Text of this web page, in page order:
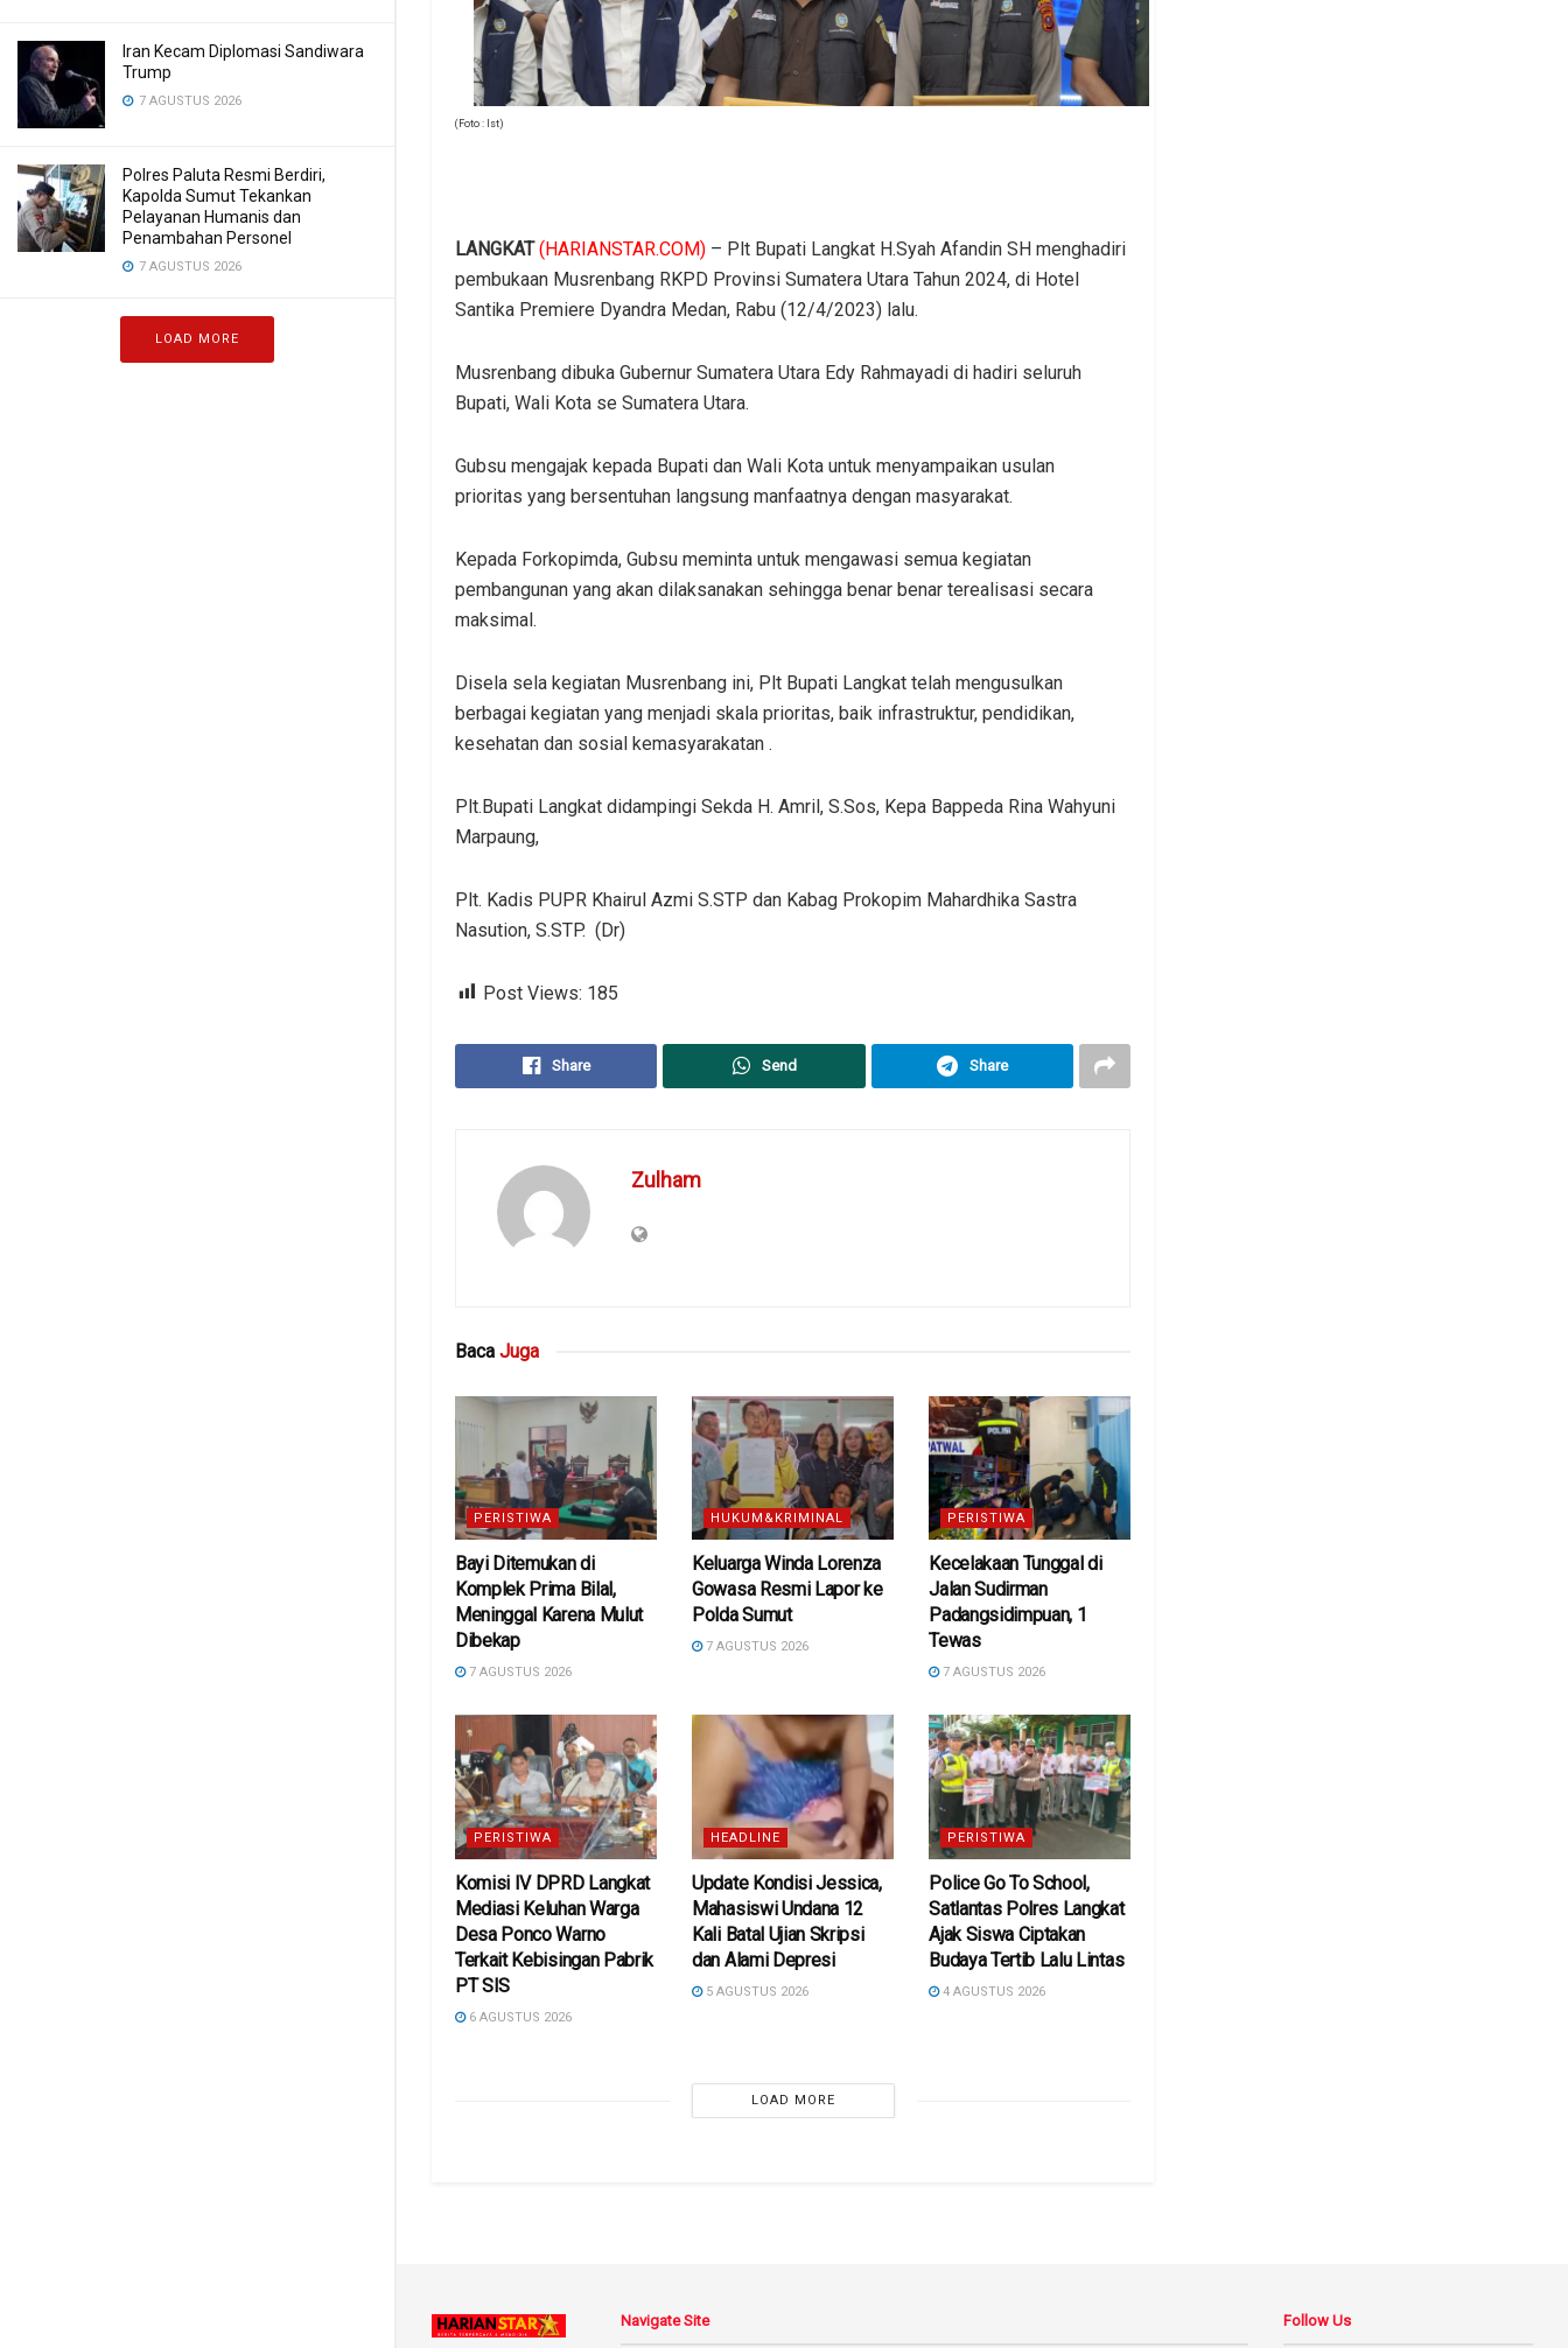
Iran Kecam Diplomasi Sandiwara
Trump
7 AGUSTUS 2026
Polres Paluta Resmi Berdiri,
Kapolda Sumut Tekankan
Pelayanan Humanis dan
Penambahan Personel
7 AGUSTUS 2026
LOAD MORE
(Foto : Ist)
LANGKAT(HARIANSTAR.COM) – Plt Bupati Langkat H.Syah Afandin SH menghadiri
pembukaan Musrenbang RKPD Provinsi Sumatera Utara Tahun 2024, di Hotel
Santika Premiere Dyandra Medan, Rabu (12/4/2023) lalu.
Musrenbang dibuka Gubernur Sumatera Utara Edy Rahmayadi di hadiri seluruh
Bupati, Wali Kota se Sumatera Utara.
Gubsu mengajak kepada Bupati dan Wali Kota untuk menyampaikan usulan
prioritas yang bersentuhan langsung manfaatnya dengan masyarakat.
Kepada Forkopimda, Gubsu meminta untuk mengawasi semua kegiatan
pembangunan yang akan dilaksanakan sehingga benar benar terealisasi secara
maksimal.
Disela sela kegiatan Musrenbang ini, Plt Bupati Langkat telah mengusulkan
berbagai kegiatan yang menjadi skala prioritas, baik infrastruktur, pendidikan,
kesehatan dan sosial kemasyarakatan .
Plt.Bupati Langkat didampingi Sekda H. Amril, S.Sos, Kepa Bappeda Rina Wahyuni
Marpaung,
Plt. Kadis PUPR Khairul Azmi S.STP dan Kabag Prokopim Mahardhika Sastra
Nasution, S.STP. (Dr)
Post Views: 185
Share Send Share
Zulham
Baca Juga
PERISTIWA
Bayi Ditemukan di
Komplek Prima Bilal,
Meninggal Karena Mulut
Dibekap
7 AGUSTUS 2026
HUKUM&KRIMINAL
Keluarga Winda Lorenza
Gowasa Resmi Lapor ke
Polda Sumut
7 AGUSTUS 2026
PERISTIWA
Kecelakaan Tunggal di
Jalan Sudirman
Padangsidimpuan, 1
Tewas
7 AGUSTUS 2026
PERISTIWA
Komisi IV DPRD Langkat
Mediasi Keluhan Warga
Desa Ponco Warno
Terkait Kebisingan Pabrik
PT SIS
6 AGUSTUS 2026
HEADLINE
Update Kondisi Jessica,
Mahasiswi Undana 12
Kali Batal Ujian Skripsi
dan Alami Depresi
5 AGUSTUS 2026
PERISTIWA
Police Go To School,
Satlantas Polres Langkat
Ajak Siswa Ciptakan
Budaya Tertib Lalu Lintas
4 AGUSTUS 2026
LOAD MORE
Navigate Site Follow Us